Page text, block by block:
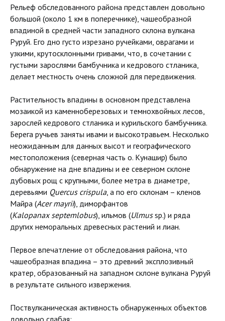
Рельеф обследованного района представлен довольно
большой (около 1 км в поперечнике), чашеобразной
впадиной в средней части западного склона вулкана
Руруй. Его дно густо изрезано ручейками, оврагами и
узкими, крутосклонными гривами, что, в сочетании с
густыми зарослями бамбучника и кедрового стланика,
делает местность очень сложной для передвижения.
Растительность впадины в основном представлена
мозаикой из каменноберезовых и темнохвойных лесов,
зарослей кедрового стланика и курильского бамбучника.
Берега ручьев заняты ивами и высокотравьем. Несколько
неожиданным для данных высот и географического
местоположения (северная часть о. Кунашир) было
обнаружение на дне впадины и ее северном склоне
дубовых рощ с крупными, более метра в диаметре,
деревьями Quercus crispula, а по его склонам – кленов
Майра (Acer mayrii), диморфантов
(Kalopanax septemlobus), ильмов (Ulmussp.) и ряда
других неморальных древесных растений и лиан.
Первое впечатление от обследования района, что
чашеобразная впадина – это древний эксплозивный
кратер, образованный на западном склоне вулкана Руруй
в результате сильного извержения.
Поствулканическая активность обнаруженных объектов
довольно слабая: